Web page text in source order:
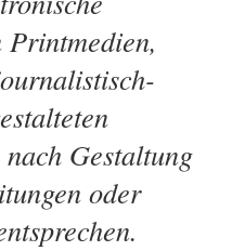
Printmedien,
Gestaltung
oder